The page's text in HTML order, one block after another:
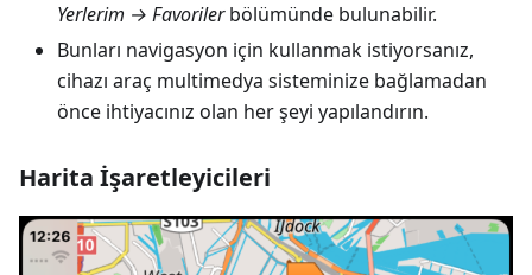
Yerlerim → Favorilerbölümünde bulunabilir.
Bunları navigasyon için kullanmak istiyorsanız,
cihazı araç multimedya sisteminize bağlamadan
önce ihtiyacınız olan her şeyi yapılandırın.
Harita İşaretleyicileri